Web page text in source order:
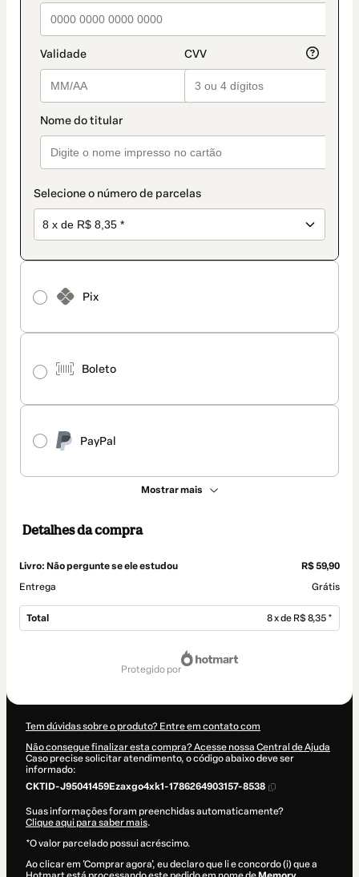
Selecione o número de parcelas
Pix
Boleto
PayPal
Mostrar mais
Detalhes da compra
Livro: Não pergunte se ele estudou
R$ 59,90
Entrega
Grátis
Total 8 x de R$ 8,35 *
protegido por
Tem dúvidas sobre o produto? Entre em contato com
Não consegue finalizar esta compra? Acesse nossa Central de Ajuda
Caso precise solicitar atendimento, o código abaixo deve ser
informado:
CKTID-J95041459Ezaxgo4xk1-1786264903157-8538
Suas informações foram preenchidas automaticamente?
Clique aqui para saber mais.
*O valor parcelado possui acréscimo.
Ao clicar em 'Comprar agora', eu declaro que li e concordo (i) que a